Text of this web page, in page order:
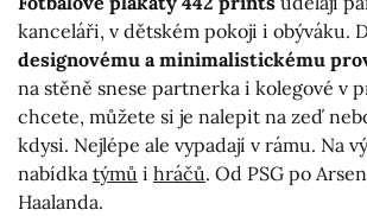
kanceláři, v dětském pokoji i obýváku.
designovému a minimalistickému
na stěně snese partnerka i kolegové v
chcete, můžete si je nalepit na zeď
kdysi. Nejlépe ale vypadají v rámu. Na
nabídka týmů i hráčů. Od PSG po
Haalanda.